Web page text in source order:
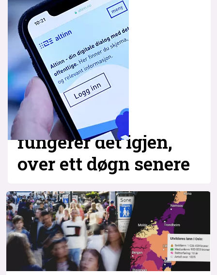
fungerer det igjen,
over ett døgn senere